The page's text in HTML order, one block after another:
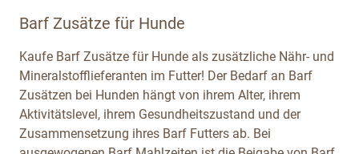
Barf Zusätze für Hunde
Kaufe Barf Zusätze für Hunde als zusätzliche Nähr- und
Mineralstofflieferanten im Futter! Der Bedarf an Barf
Zusätzen bei Hunden hängt von ihrem Alter, ihrem
Aktivitätslevel, ihrem Gesundheitszustand und der
Zusammensetzung ihres Barf Futters ab. Bei